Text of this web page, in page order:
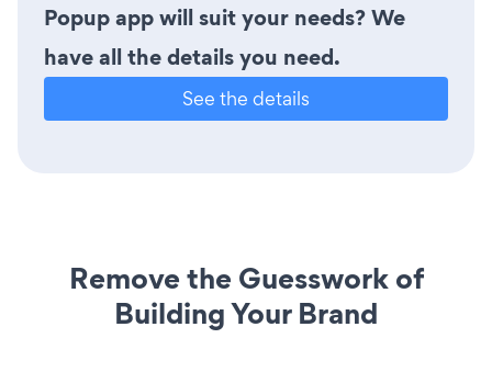
Popup app will suit your needs? We
have all the details you need.
See the details
Remove the Guesswork of
Building Your Brand